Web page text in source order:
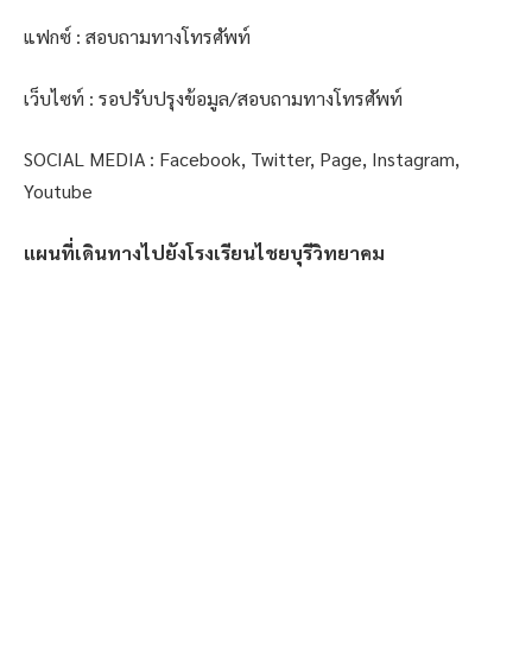
แฟกซ์ : สอบถามทางโทรศัพท์
เว็บไซท์ : รอปรับปรุงข้อมูล/สอบถามทางโทรศัพท์
SOCIAL MEDIA : Facebook, Twitter, Page, Instagram,
Youtube
แผนที่เดินทางไปยังโรงเรียนไชยบุรีวิทยาคม